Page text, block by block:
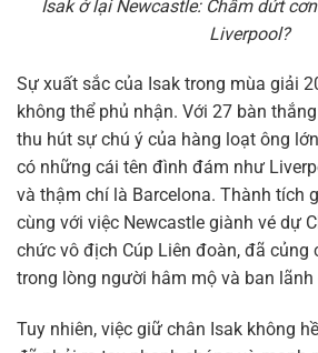
Isak ở lại Newcastle: Chấm dứt
Liverpool?
Sự xuất sắc của Isak trong mùa giải
không thể phủ nhận. Với 27 bàn
thu hút sự chú ý của hàng loạt ông
có những cái tên đình đám như
và thậm chí là Barcelona. Thành tích
cùng với việc Newcastle giành vé dự
chức vô địch Cúp Liên đoàn, đã củng
trong lòng người hâm mộ và ban lãnh
Tuy nhiên, việc giữ chân Isak không